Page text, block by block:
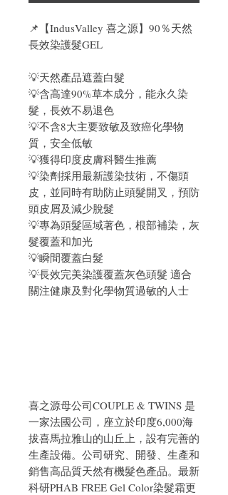
📌【IndusValley 喜之源】90％天然
長效染護髮GEL
💡天然產品遮蓋白髮
💡含高達90%草本成分，能永久染
髮，長效不易退色
💡不含8大主要致敏及致癌化學物
質，安全低敏
💡獲得印度皮膚科醫生推薦
💡染劑採用最新護染技術，不傷頭
皮，並同時有助防止頭髮開叉，預防
頭皮屑及減少脫髮
💡專為頭髮區域著色，根部補染，灰
髮覆蓋和加光
💡瞬間覆蓋白髮
💡長效完美染護覆蓋灰色頭髮 適合
關注健康及對化學物質過敏的人士
喜之源母公司COUPLE & TWINS 是
一家法國公司，座立於印度6,000海
拔喜馬拉雅山的山丘上，設有完善的
生產設備。公司研究、開發、生產和
銷售高品質天然有機髮色產品。最新
科研PHAB FREE Gel Color染髮霜更